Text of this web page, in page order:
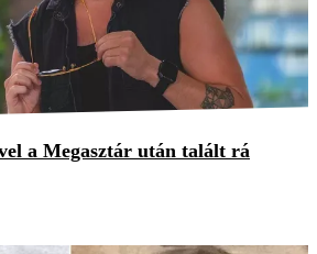
a Megasztár után talált rá